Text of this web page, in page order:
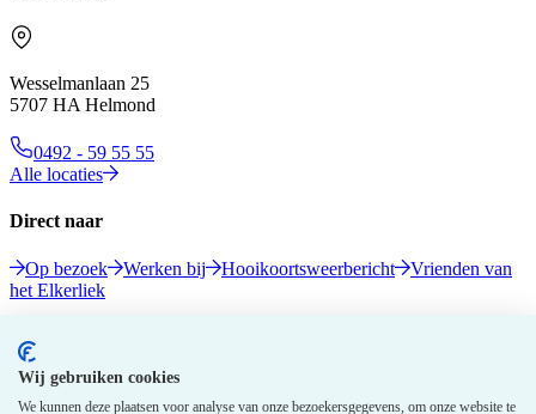
Wij gebruiken cookies
We kunnen deze plaatsen voor analyse van onze bezoekersgegevens, om onze website te
Wesselmanlaan 25
5707 HA Helmond
0492 - 59 55 55
Alle locaties
Direct naar
Op bezoek Werken bij Hooikoortsweerbericht
Vrienden van
het Elkerliek
Volg ons